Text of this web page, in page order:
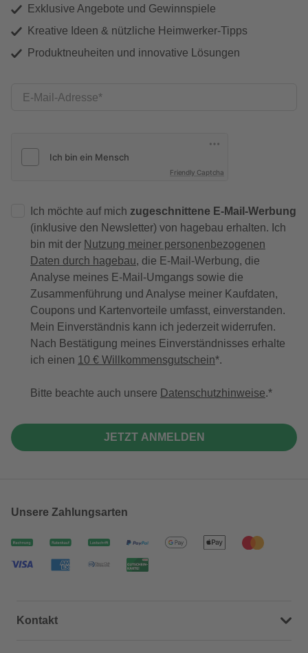
Exklusive Angebote und Gewinnspiele
Kreative Ideen & nützliche Heimwerker-Tipps
Produktneuheiten und innovative Lösungen
E-Mail-Adresse
Friendly Captcha
Ich möchte auf mich zugeschnittene E-Mail-Werbung
(inklusive den Newsletter) von hagebau erhalten. Ich
bin mit der Nutzung meiner personenbezogenen
Daten durch hagebau, die E-Mail-Werbung, die
Analyse meines E-Mail-Umgangs sowie die
Zusammenführung und Analyse meiner Kaufdaten,
Coupons und Kartenvorteile umfasst, einverstanden.
Mein Einverständnis kann ich jederzeit widerrufen.
Nach Bestätigung meines Einverständnisses erhalte
ich einen 10 € Willkommensgutschein*.
Bitte beachte auch unsere Datenschutzhinweise.
JETZT ANMELDEN
Unsere Zahlungsarten
Kontakt